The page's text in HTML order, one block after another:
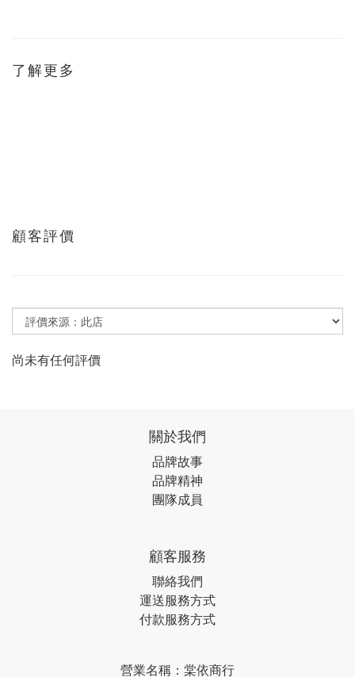
了解更多
顧客評價
尚未有任何評價
關於我們
品牌故事
品牌精神
團隊成員
顧客服務
聯絡我們
運送服務方式
付款服務方式
營業名稱：棠依商行